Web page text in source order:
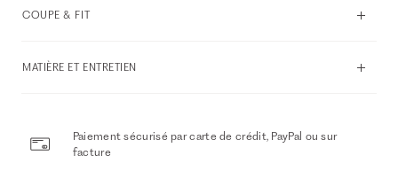
COUPE & FIT
MATIÈRE ET ENTRETIEN
Paiement sécurisé par carte de crédit, PayPal ou sur
facture